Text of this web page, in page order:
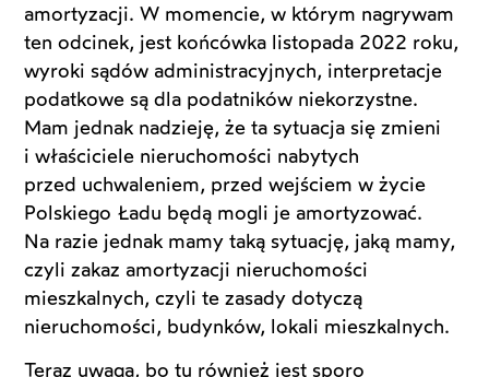
amortyzacji. W momencie, w którym nagrywam
ten odcinek, jest końcówka listopada 2022 roku,
wyroki sądów administracyjnych, interpretacje
podatkowe są dla podatników niekorzystne.
Mam jednak nadzieję, że ta sytuacja się zmieni
i właściciele nieruchomości nabytych
przed uchwaleniem, przed wejściem w życie
Polskiego Ładu będą mogli je amortyzować.
Na razie jednak mamy taką sytuację, jaką mamy,
czyli zakaz amortyzacji nieruchomości
mieszkalnych, czyli te zasady dotyczą
nieruchomości, budynków, lokali mieszkalnych.
Teraz uwaga, bo tu również jest sporo